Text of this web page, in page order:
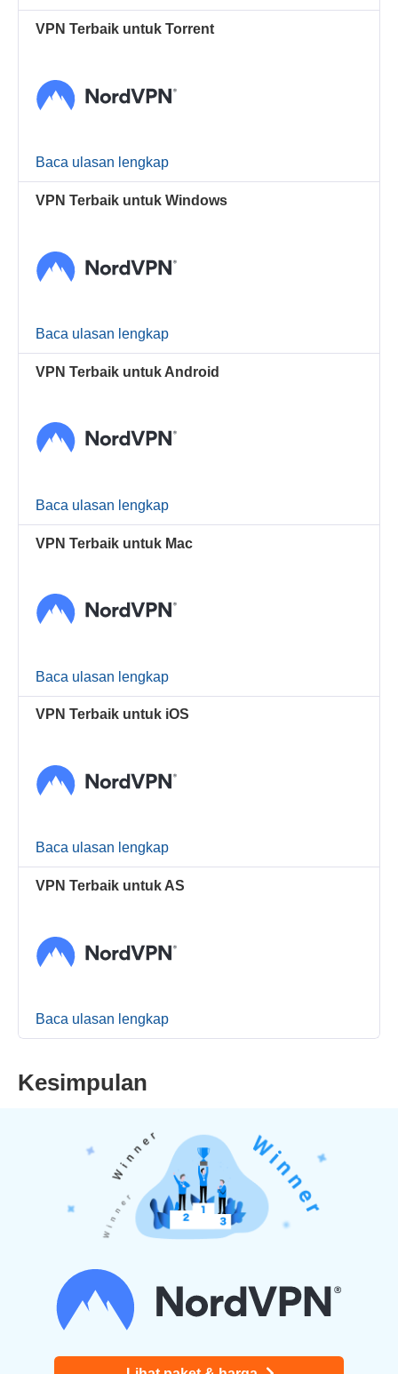
VPN Terbaik untuk Torrent
Baca ulasan lengkap
VPN Terbaik untuk Windows
Baca ulasan lengkap
VPN Terbaik untuk Android
Baca ulasan lengkap
VPN Terbaik untuk Mac
Baca ulasan lengkap
VPN Terbaik untuk iOS
Baca ulasan lengkap
VPN Terbaik untuk AS
Baca ulasan lengkap
Kesimpulan